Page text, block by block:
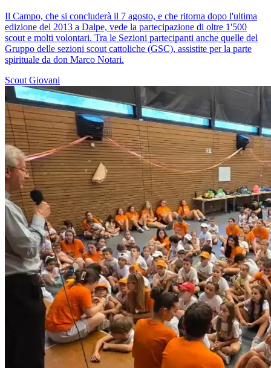
Il Campo, che si concluderà il 7 agosto, e che ritorna dopo l'ultima
edizione del 2013 a Dalpe, vede la partecipazione di oltre 1'500
scout e molti volontari. Tra le Sezioni partecipanti anche quelle del
Gruppo delle sezioni scout cattoliche (GSC), assistite per la parte
spirituale da don Marco Notari.
Scout Giovani